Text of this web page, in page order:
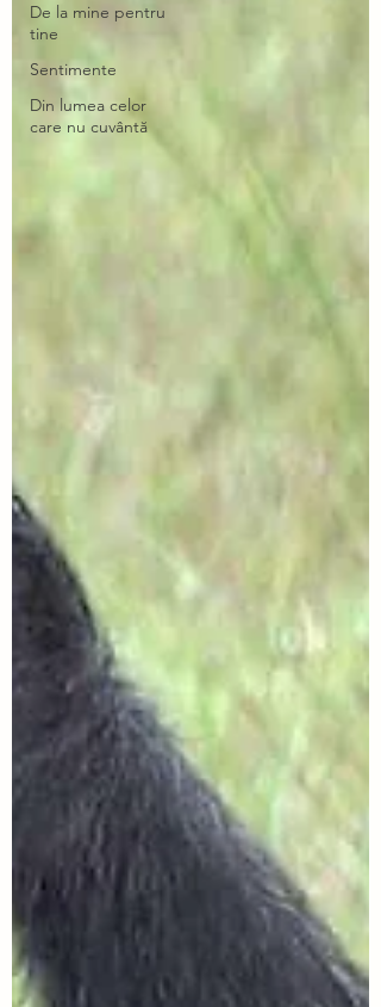
De la mine pentru
tine
Sentimente
Din lumea celor
care nu cuvântă